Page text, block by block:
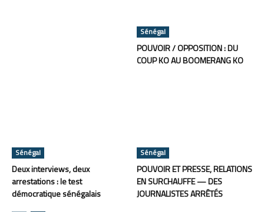
Sénégal
POUVOIR / OPPOSITION : DU
COUP KO AU BOOMERANG KO
Sénégal
Deux interviews, deux
arrestations : le test
démocratique sénégalais
Sénégal
POUVOIR ET PRESSE, RELATIONS
EN SURCHAUFFE — DES
JOURNALISTES ARRÊTÉS